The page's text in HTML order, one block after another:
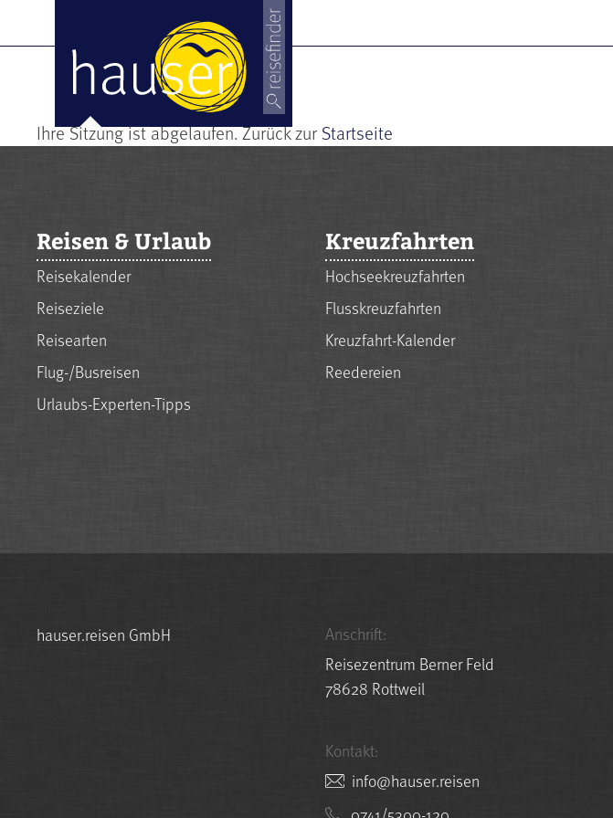
Ihre Sitzung ist abgelaufen. Zurück zur Startseite
Reisen & Urlaub
Reisekalender
Reiseziele
Reisearten
Flug-/Busreisen
Urlaubs-Experten-Tipps
Kreuzfahrten
Hochseekreuzfahrten
Flusskreuzfahrten
Kreuzfahrt-Kalender
Reedereien
hauser.reisen GmbH
Anschrift:
Reisezentrum Berner Feld
78628 Rottweil
Kontakt:
nesier.resuah@ofni